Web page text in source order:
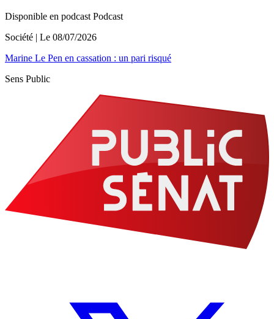
Disponible en podcast Podcast
Société | Le 08/07/2026
Marine Le Pen en cassation : un pari risqué
Sens Public